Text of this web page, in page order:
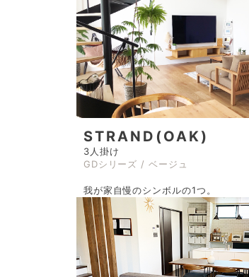
STRAND(OAK)
3人掛け
GDシリーズ / ベージュ
我が家自慢のシンボルの1つ。